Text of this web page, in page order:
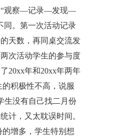
“观察—记录—发现—
同。第一次活动记录
天数，再同桌交流发
次活动学生的参与度
20xx年和20xx年两年
积极性不高，说服
生没有自己找二月份
计，又太耽误时间。
增多，学生特别想